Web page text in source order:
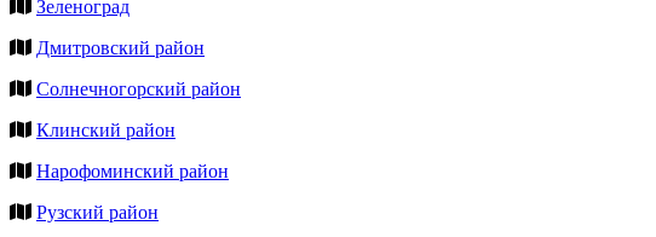
Зеленоград
Дмитровский район
Солнечногорский район
Клинский район
Нарофоминский район
Рузский район